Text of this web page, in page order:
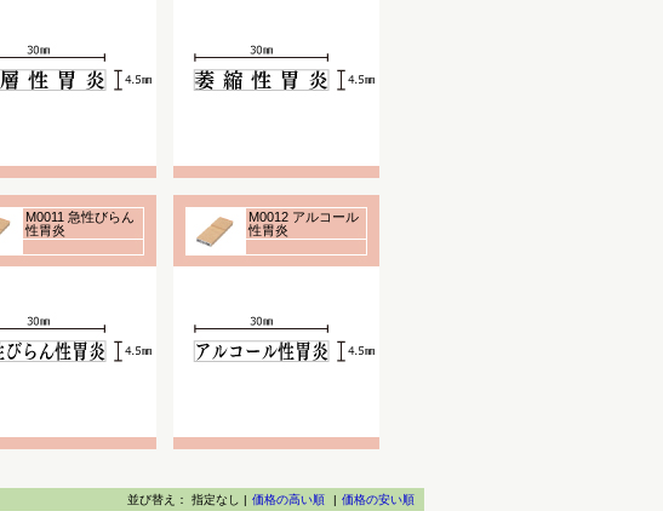
M0011 急性びらん
性胃炎
M0012 アルコール
性胃炎
並び替え： 指定なし | 価格の高い順 | 価格の安い順